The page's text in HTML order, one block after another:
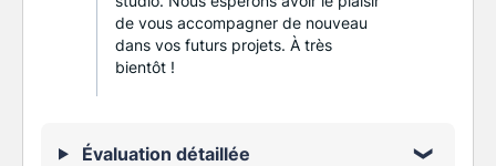
de vous accompagner de nouveau
dans vos futurs projets. À très
bientôt !
Évaluation détaillée